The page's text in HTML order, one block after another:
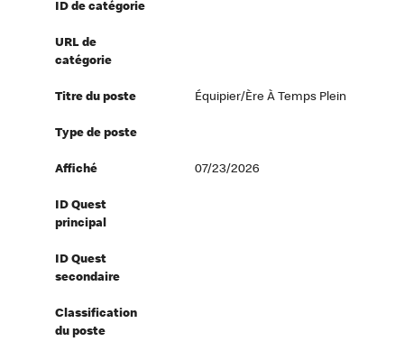
ID de catégorie
URL de
catégorie
Titre du poste Équipier/ère À Temps Plein
Type de poste
Affiché 07/23/2026
ID Quest
principal
ID Quest
secondaire
Classification
du poste